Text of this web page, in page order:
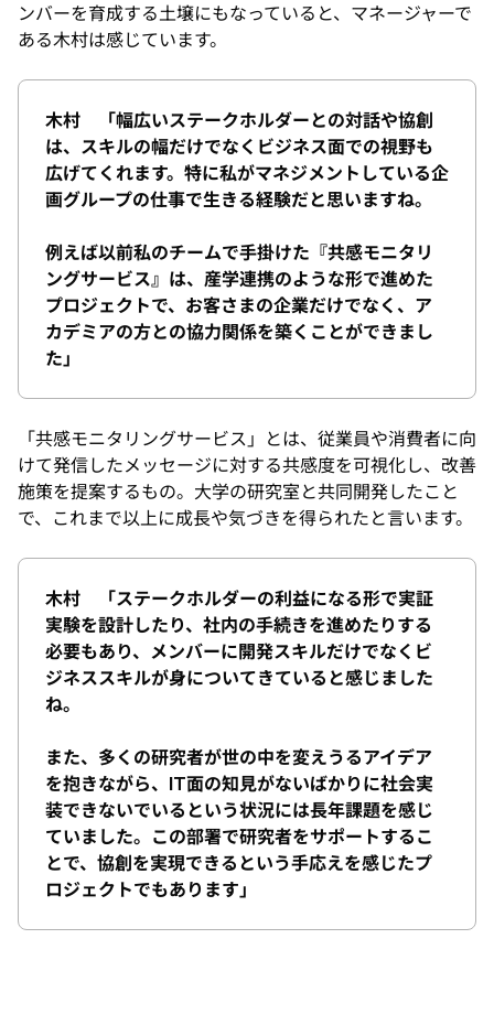
ンバーを育成する土壌にもなっていると、マネージャーで
ある木村は感じています。
木村 「幅広いステークホルダーとの対話や協創
は、スキルの幅だけでなくビジネス面での視野も
広げてくれます。特に私がマネジメントしている企
画グループの仕事で生きる経験だと思いますね。
例えば以前私のチームで手掛けた『共感モニタリ
ングサービス』は、産学連携のような形で進めた
プロジェクトで、お客さまの企業だけでなく、ア
カデミアの方との協力関係を築くことができまし
た」
「共感モニタリングサービス」とは、従業員や消費者に向
けて発信したメッセージに対する共感度を可視化し、改善
施策を提案するもの。大学の研究室と共同開発したこと
で、これまで以上に成長や気づきを得られたと言います。
木村 「ステークホルダーの利益になる形で実証
実験を設計したり、社内の手続きを進めたりする
必要もあり、メンバーに開発スキルだけでなくビ
ジネススキルが身についてきていると感じました
ね。
また、多くの研究者が世の中を変えうるアイデア
を抱きながら、IT面の知見がないばかりに社会実
装できないでいるという状況には長年課題を感じ
ていました。この部署で研究者をサポートするこ
とで、協創を実現できるという手応えを感じたプ
ロジェクトでもあります」